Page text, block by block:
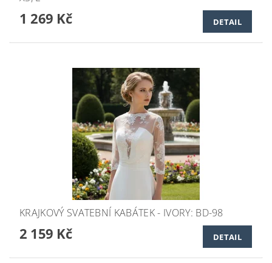
1 269 Kč DETAIL
KRAJKOVÝ SVATEBNÍ KABÁTEK - IVORY: BD-98
2 159 Kč DETAIL